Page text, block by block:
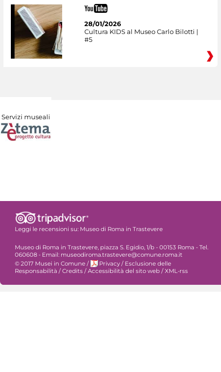
28/01/2026
Cultura KIDS al Museo Carlo Bilotti |
#5
Servizi museali
Leggi le recensioni su: Museo di Roma in Trastevere
Museo di Roma in Trastevere, piazza S. Egidio, 1/b - 00153 Roma - Tel.
060608 - Email: museodiroma.trastevere@comune.roma.it
© 2017 Musei in Comune / Privacy / Esclusione delle
Responsabilità /Credits /Accessibilità del sito web /XML-rss